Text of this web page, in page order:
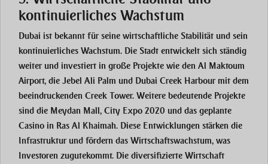
kontinuierliches Wachstum
Dubai ist bekannt für seine wirtschaftliche Stabilität und sein
kontinuierliches Wachstum. Die Stadt entwickelt sich ständig
weiter und investiert in große Projekte wie den Al Maktoum
Airport, die Jebel Ali Palm und Dubai Creek Harbour mit dem
beeindruckenden Creek Tower. Weitere bedeutende Projekte
sind die Meydan Mall, City Expo 2020 und das geplante
Casino in Ras Al Khaimah. Diese Entwicklungen stärken die
Infrastruktur und fördern das Wirtschaftswachstum, was
Investoren zugutekommt. Die diversifizierte Wirtschaft